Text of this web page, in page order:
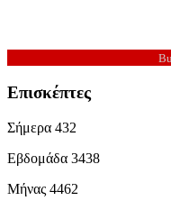
Επισκέπτες
Σήμερα 432
Εβδομάδα 3438
Μήνας 4462